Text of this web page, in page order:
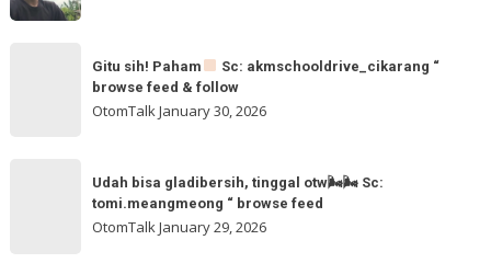
browse
@otomtalk
akmschooldrive_cikarang
Gitu sih! Paham
Sc: akmschooldrive_cikarang “
browse feed & follow
OtomTalkJanuary 30, 2026
gladibersih,
Udah bisa gladibersih, tinggal otw🌬🌬 Sc:
tomi.meangmeong “ browse feed
OtomTalkJanuary 29, 2026